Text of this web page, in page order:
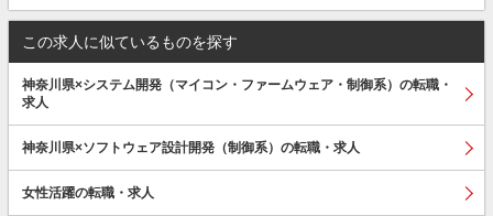
この求人に似ているものを探す
神奈川県×システム開発（マイコン・ファームウェア・制御系）の転職・
求人
神奈川県×ソフトウェア設計開発（制御系）の転職・求人
女性活躍の転職・求人